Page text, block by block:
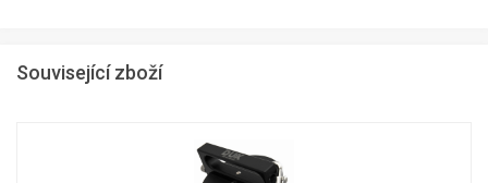
Související zboží